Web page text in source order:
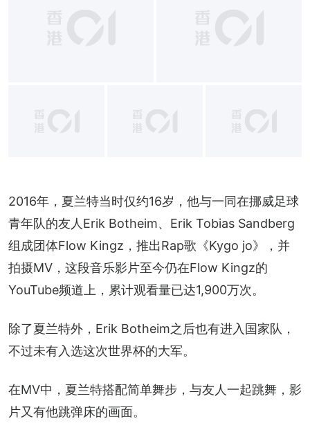
2016年，夏兰特当时仅约16岁，他与一同在挪威足球
青年队的友人Erik Botheim、Erik Tobias Sandberg
组成团体Flow Kingz，推出Rap歌《Kygo jo》，并
拍摄MV，这段音乐影片至今仍在Flow Kingz的
YouTube频道上，累计观看量已达1,900万次。
除了夏兰特外，Erik Botheim之后也有进入国家队，
不过未有入选这次世界杯的大军。
在MV中，夏兰特搭配简单舞步，与友人一起跳舞，影
片又有他跳弹床的画面。